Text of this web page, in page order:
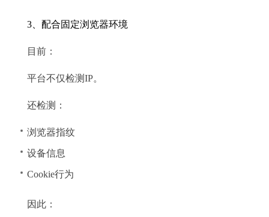
3、配合固定浏览器环境
目前：
平台不仅检测IP。
还检测：
浏览器指纹
设备信息
Cookie行为
因此：